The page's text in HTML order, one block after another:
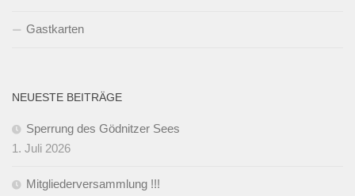
Gastkarten
NEUESTE BEITRÄGE
Sperrung des Gödnitzer Sees
1. Juli 2026
Mitgliederversammlung !!!